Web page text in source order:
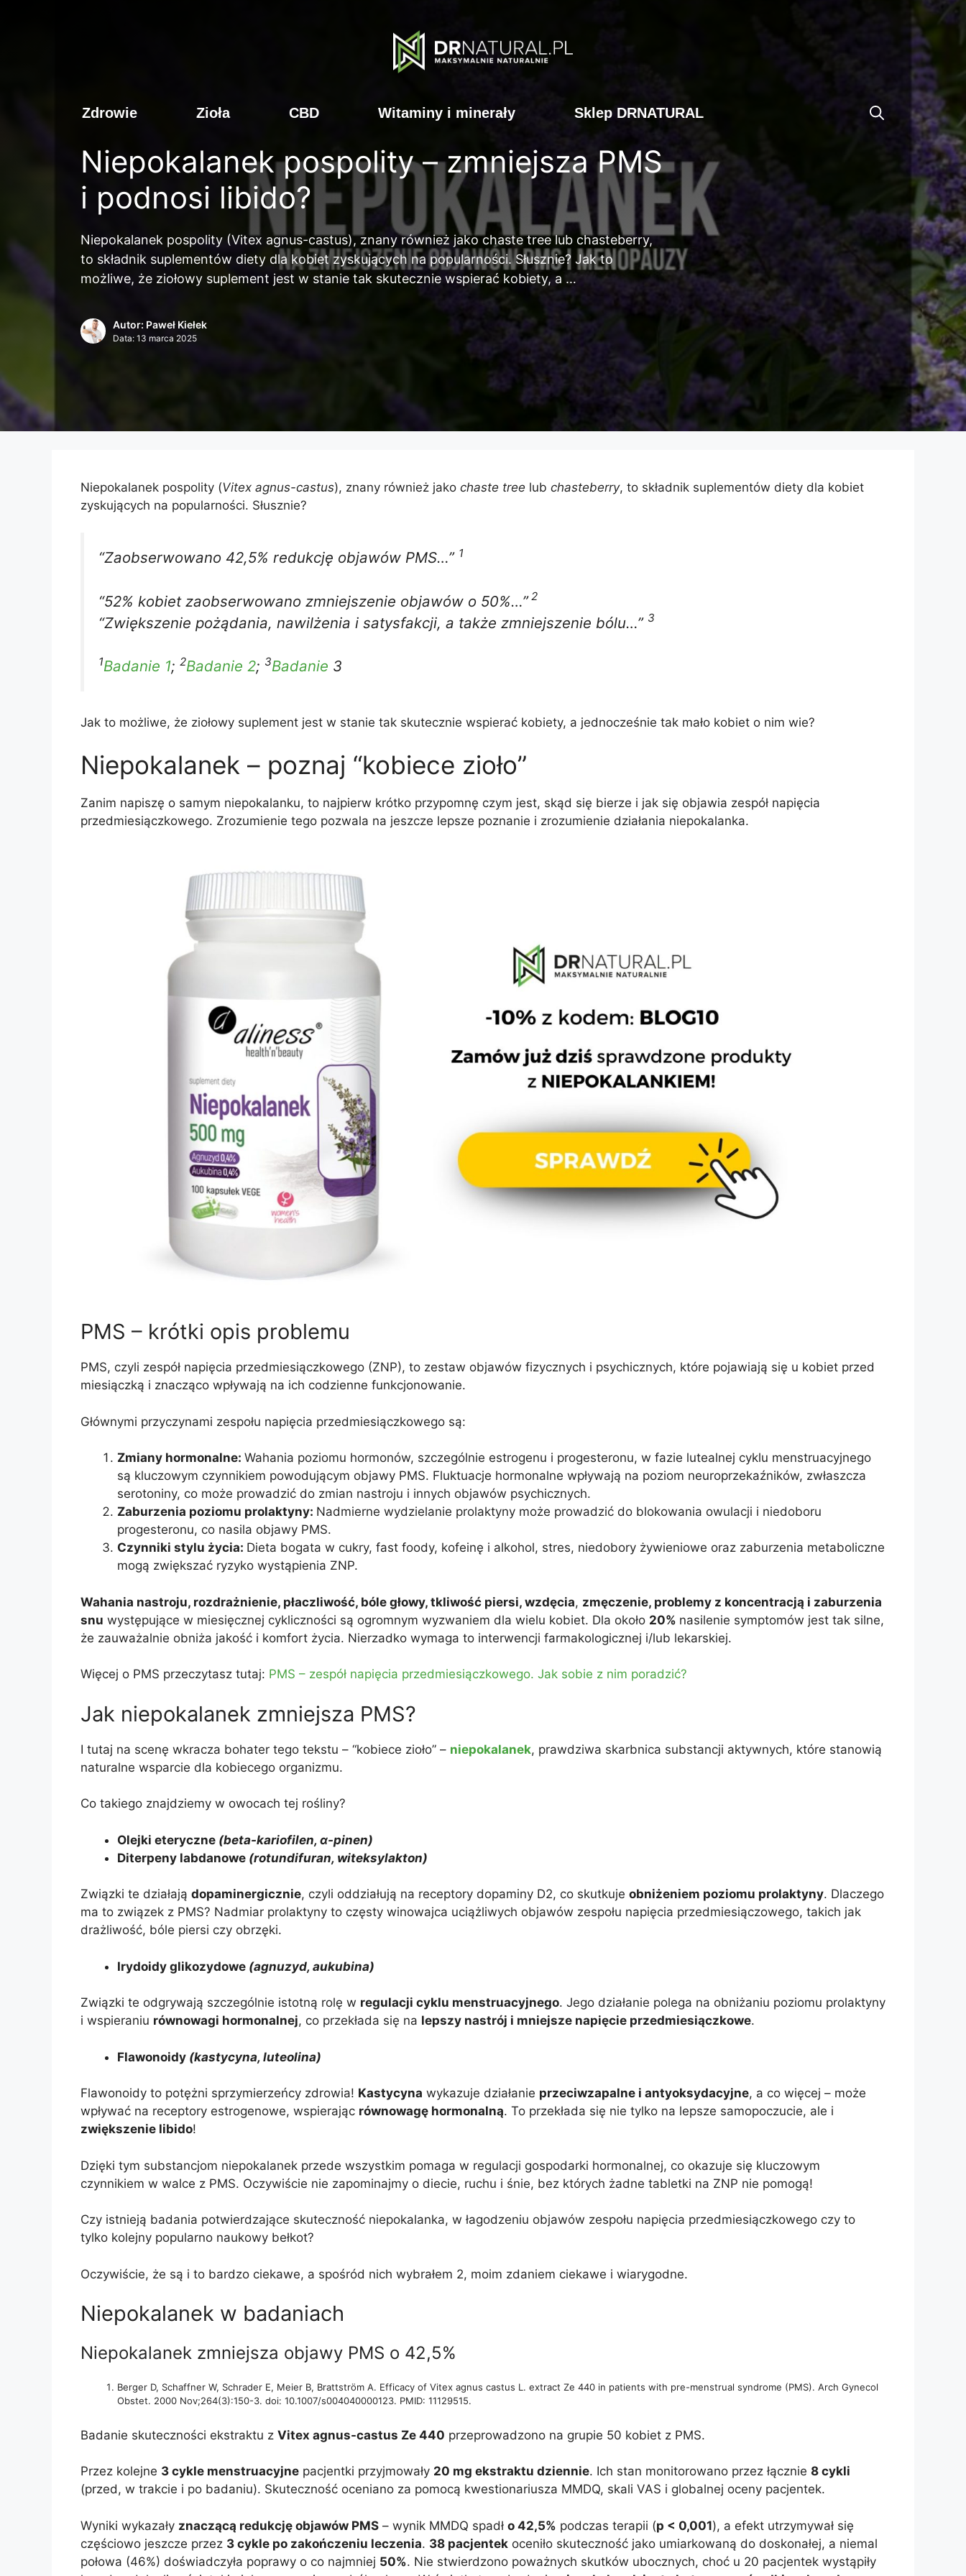
Zdrowie Zioła CBD Witaminy i minerały Sklep DRNATURAL
Niepokalanek pospolity – zmniejsza PMS
i podnosi libido?
Niepokalanek pospolity (Vitex agnus-castus), znany również jako chaste tree lub chasteberry,
to składnik suplementów diety dla kobiet zyskujących na popularności. Słusznie? Jak to
możliwe, że ziołowy suplement jest w stanie tak skutecznie wspierać kobiety, a …
Autor: Paweł Kiełek
Data: 13 marca 2025
Niepokalanek pospolity (Vitex agnus-castus), znany również jako chaste tree lub chasteberry, to składnik suplementów diety dla kobiet
zyskujących na popularności. Słusznie?
“Zaobserwowano 42,5% redukcję objawów PMS…” 1
“52% kobiet zaobserwowano zmniejszenie objawów o 50%…”2
“Zwiększenie pożądania, nawilżenia i satysfakcji, a także zmniejszenie bólu…” 3
1Badanie 1; 2Badanie 2; 3Badanie 3
Jak to możliwe, że ziołowy suplement jest w stanie tak skutecznie wspierać kobiety, a jednocześnie tak mało kobiet o nim wie?
Niepokalanek – poznaj “kobiece zioło”
Zanim napiszę o samym niepokalanku, to najpierw krótko przypomnę czym jest, skąd się bierze i jak się objawia zespół napięcia
przedmiesiączkowego. Zrozumienie tego pozwala na jeszcze lepsze poznanie i zrozumienie działania niepokalanka.
PMS – krótki opis problemu
PMS, czyli zespół napięcia przedmiesiączkowego (ZNP), to zestaw objawów fizycznych i psychicznych, które pojawiają się u kobiet przed
miesiączką i znacząco wpływają na ich codzienne funkcjonowanie.
Głównymi przyczynami zespołu napięcia przedmiesiączkowego są:
Zmiany hormonalne: Wahania poziomu hormonów, szczególnie estrogenu i progesteronu, w fazie lutealnej cyklu menstruacyjnego
są kluczowym czynnikiem powodującym objawy PMS. Fluktuacje hormonalne wpływają na poziom neuroprzekaźników, zwłaszcza
serotoniny, co może prowadzić do zmian nastroju i innych objawów psychicznych.
Zaburzenia poziomu prolaktyny: Nadmierne wydzielanie prolaktyny może prowadzić do blokowania owulacji i niedoboru
progesteronu, co nasila objawy PMS.
Czynniki stylu życia: Dieta bogata w cukry, fast foody, kofeinę i alkohol, stres, niedobory żywieniowe oraz zaburzenia metaboliczne
mogą zwiększać ryzyko wystąpienia ZNP.
Wahania nastroju, rozdrażnienie, płaczliwość, bóle głowy, tkliwość piersi, wzdęcia, zmęczenie, problemy z koncentracją i zaburzenia
snu występujące w miesięcznej cykliczności są ogromnym wyzwaniem dla wielu kobiet. Dla około 20% nasilenie symptomów jest tak silne,
że zauważalnie obniża jakość i komfort życia. Nierzadko wymaga to interwencji farmakologicznej i/lub lekarskiej.
Więcej o PMS przeczytasz tutaj: PMS – zespół napięcia przedmiesiączkowego. Jak sobie z nim poradzić?
Jak niepokalanek zmniejsza PMS?
I tutaj na scenę wkracza bohater tego tekstu – “kobiece zioło” – niepokalanek, prawdziwa skarbnica substancji aktywnych, które stanowią
naturalne wsparcie dla kobiecego organizmu.
Co takiego znajdziemy w owocach tej rośliny?
Olejki eteryczne (beta-kariofilen, α-pinen)
Diterpeny labdanowe (rotundifuran, witeksylakton)
Związki te działają dopaminergicznie, czyli oddziałują na receptory dopaminy D2, co skutkuje obniżeniem poziomu prolaktyny. Dlaczego
ma to związek z PMS? Nadmiar prolaktyny to częsty winowajca uciążliwych objawów zespołu napięcia przedmiesiączowego, takich jak
drażliwość, bóle piersi czy obrzęki.
Irydoidy glikozydowe (agnuzyd, aukubina)
Związki te odgrywają szczególnie istotną rolę w regulacji cyklu menstruacyjnego. Jego działanie polega na obniżaniu poziomu prolaktyny
i wspieraniu równowagi hormonalnej, co przekłada się na lepszy nastrój i mniejsze napięcie przedmiesiączkowe.
Flawonoidy (kastycyna, luteolina)
Flawonoidy to potężni sprzymierzeńcy zdrowia! Kastycyna wykazuje działanie przeciwzapalne i antyoksydacyjne, a co więcej – może
wpływać na receptory estrogenowe, wspierając równowagę hormonalną. To przekłada się nie tylko na lepsze samopoczucie, ale i
zwiększenie libido!
Dzięki tym substancjom niepokalanek przede wszystkim pomaga w regulacji gospodarki hormonalnej, co okazuje się kluczowym
czynnikiem w walce z PMS. Oczywiście nie zapominajmy o diecie, ruchu i śnie, bez których żadne tabletki na ZNP nie pomogą!
Czy istnieją badania potwierdzające skuteczność niepokalanka, w łagodzeniu objawów zespołu napięcia przedmiesiączkowego czy to
tylko kolejny popularno naukowy bełkot?
Oczywiście, że są i to bardzo ciekawe, a spośród nich wybrałem 2, moim zdaniem ciekawe i wiarygodne.
Niepokalanek w badaniach
Niepokalanek zmniejsza objawy PMS o 42,5%
Berger D, Schaffner W, Schrader E, Meier B, Brattström A. Efficacy of Vitex agnus castus L. extract Ze 440 in patients with pre-menstrual syndrome (PMS). Arch Gynecol
Obstet. 2000 Nov;264(3):150-3. doi: 10.1007/s004040000123. PMID: 11129515.
Badanie skuteczności ekstraktu z Vitex agnus-castus Ze 440 przeprowadzono na grupie 50 kobiet z PMS.
Przez kolejne 3 cykle menstruacyjne pacjentki przyjmowały 20 mg ekstraktu dziennie. Ich stan monitorowano przez łącznie 8 cykli
(przed, w trakcie i po badaniu). Skuteczność oceniano za pomocą kwestionariusza MMDQ, skali VAS i globalnej oceny pacjentek.
Wyniki wykazały znaczącą redukcję objawów PMS – wynik MMDQ spadł o 42,5% podczas terapii (p < 0,001), a efekt utrzymywał się
częściowo jeszcze przez 3 cykle po zakończeniu leczenia. 38 pacjentek oceniło skuteczność jako umiarkowaną do doskonałej, a niemal
połowa (46%) doświadczyła poprawy o co najmniej 50%. Nie stwierdzono poważnych skutków ubocznych, choć u 20 pacjentek wystąpiły